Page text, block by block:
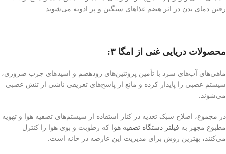
رفتن دمای بدن در اثر هضم غذاهای سنگین و پر ادویه می‌شوند.
محصولات دریایی غنی از امگا ۳:
ماهی‌های آب‌های سرد با تأمین پروتئین‌های زودهضم و اسیدهای چرب ضروری،
سیستم عصبی را پایدار کرده و مانع از پاسخ‌های تعریقی ناشی از تنش عصبی
می‌شوند.
در مجموع، اصلاح سبک تغذیه در کنار استفاده از سیستم‌های تصفیه هوا و تهویه
مطبوع مجهز به فیلتر دستگاه تصفیه هوا که رطوبت و بوی هوا را کنترل
می‌کنند، بهترین روش برای مدیریت این عارضه در خانه است.